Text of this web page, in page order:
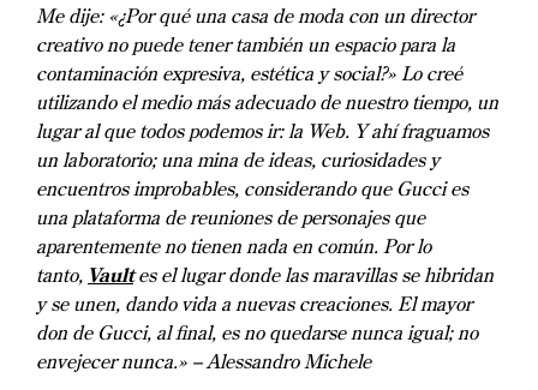
Me dije: «¿Por qué una casa de moda con un director
creativo no puede tener también un espacio para la
contaminación expresiva, estética y social?» Lo creé
utilizando el medio más adecuado de nuestro tiempo, un
lugar al que todos podemos ir: la Web. Y ahí fraguamos
un laboratorio; una mina de ideas, curiosidades y
encuentros improbables, considerando que Gucci es
una plataforma de reuniones de personajes que
aparentemente no tienen nada en común. Por lo
tanto, Vaultes el lugar donde las maravillas se hibridan
y se unen, dando vida a nuevas creaciones. El mayor
don de Gucci, al final, es no quedarse nunca igual; no
envejecer nunca.» – Alessandro Michele